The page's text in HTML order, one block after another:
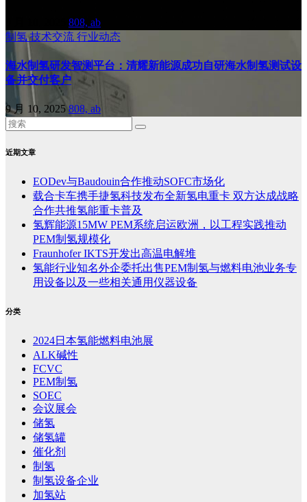
808, ab
制氢技术交流 行业动态
海水制氢研发智测平台：清耀新能源成功自研海水制氢测试设
备并交付客户
9 月 10, 2025 808, ab
近期文章
EODev与Baudouin合作推动SOFC市场化
载合卡车携手捷氢科技发布全新氢电重卡 双方达成战略
合作共推氢能重卡普及
氢辉能源15MW PEM系统启运欧洲，以工程实践推动
PEM制氢规模化
Fraunhofer IKTS开发出高温电解堆
氢能行业知名外企委托出售PEM制氢与燃料电池业务专
用设备以及一些相关通用仪器设备
分类
2024日本氢能燃料电池展
ALK碱性
FCVC
PEM制氢
SOEC
会议展会
储氢
储氢罐
催化剂
制氢
制氢设备企业
加氢站